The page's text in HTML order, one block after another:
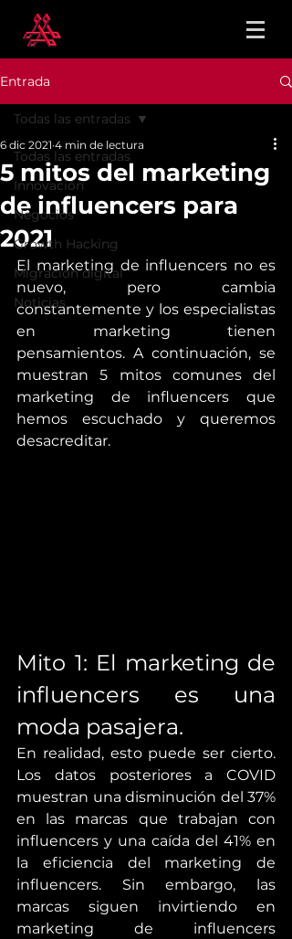
Entrada
Todas las entradas
Innovación
Negocios
Growth Hacking
Migración digital
Noticias
Todas las entradas
5 mitos del marketing
de influencers para
2021
6 dic 2021 4 min de lectura
El marketing de influencers no es
nuevo, pero cambia
constantemente y los especialistas
en marketing tienen
pensamientos. A continuación, se
muestran 5 mitos comunes del
marketing de influencers que
hemos escuchado y queremos
desacreditar.
Mito 1: El marketing de
influencers es una
moda pasajera.
En realidad, esto puede ser cierto.
Los datos posteriores a COVID
muestran una disminución del 37%
en las marcas que trabajan con
influencers y una caída del 41% en
la eficiencia del marketing de
influencers. Sin embargo, las
marcas siguen invirtiendo en
marketing de influencers